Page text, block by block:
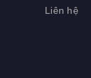
Liên hệ